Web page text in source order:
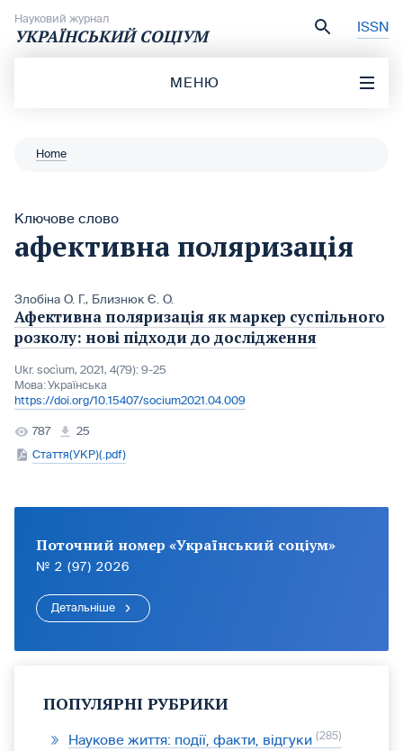
Науковий журнал
УКРАЇНСЬКИЙ СОЦІУМ ISSN
МЕНЮ
Home
Ключове слово
афективна поляризація
Злобіна О. Г., Близнюк Є. О.
Афективна поляризація як маркер суспільного
розколу: нові підходи до дослідження
Ukr. socìum, 2021, 4(79): 9-25
Мова:Українська
https://doi.org/10.15407/socium2021.04.009
787
25
Стаття(УКР)(.pdf)
Поточний номер «Український соціум»
№ 2 (97) 2026
Детальніше
ПОПУЛЯРНІ РУБРИКИ
Наукове життя: події, факти, відгуки 285